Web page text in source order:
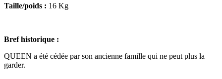
Taille/poids : 16 Kg
Bref historique :
QUEEN a été cédée par son ancienne famille qui ne peut plus la
garder.